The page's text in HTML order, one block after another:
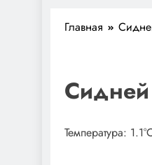
Главная
Сидней
Температура: